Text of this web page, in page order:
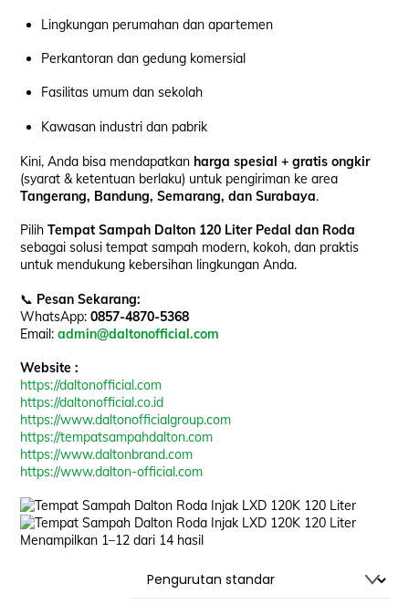
Lingkungan perumahan dan apartemen
Perkantoran dan gedung komersial
Fasilitas umum dan sekolah
Kawasan industri dan pabrik
Kini, Anda bisa mendapatkan harga spesial + gratis ongkir
(syarat & ketentuan berlaku) untuk pengiriman ke area
Tangerang, Bandung, Semarang, dan Surabaya.
PilihTempat Sampah Dalton 120 Liter Pedal dan Roda
sebagai solusi tempat sampah modern, kokoh, dan praktis
untuk mendukung kebersihan lingkungan Anda.
📞 Pesan Sekarang:
WhatsApp:0857-4870-5368
Email:admin@daltonofficial.com
Website :
https://daltonofficial.com
https://daltonofficial.co.id
https://www.daltonofficialgroup.com
https://tempatsampahdalton.com
https://www.daltonbrand.com
https://www.dalton-official.com
Menampilkan 1–12 dari 14 hasil